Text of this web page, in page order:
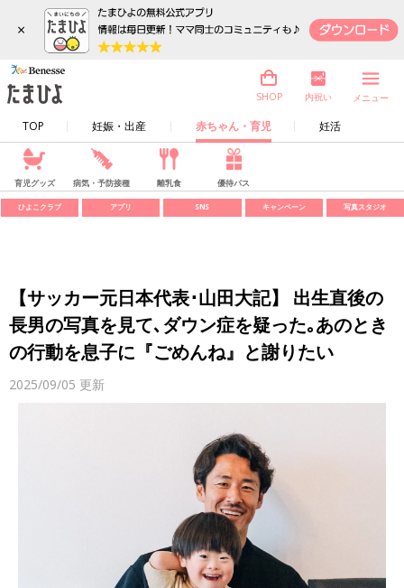
×
TOP 妊娠・出産 赤ちゃん・育児 妊活
SHOP 内祝い メニュー
育児グッズ 病気・予防接種 離乳食 優待パス
ひよこクラブ アプリ SNS キャンペーン 写真スタジオ
【サッカー元日本代表･山田大記】 出生直後の
長男の写真を見て､ダウン症を疑った｡あのとき
の行動を息子に『ごめんね』と謝りたい
2025/09/05 更新